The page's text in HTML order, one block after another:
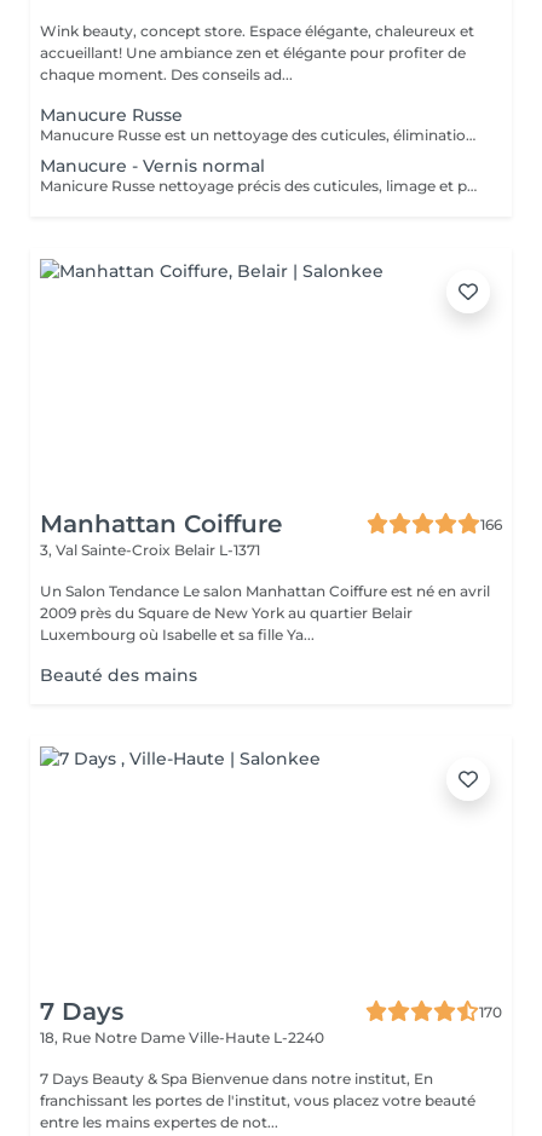
Wink beauty, concept store. Espace élégante, chaleureux et
accueillant! Une ambiance zen et élégante pour profiter de
chaque moment. Des conseils ad...
Manucure Russe
Manucure Russe est un nettoyage des cuticules, élimination douce mais complète des cuticules et des peaux mortes autour de l'ongle. Limage et polissage de l'ongle.
Manucure - Vernis normal
Manicure Russe nettoyage précis des cuticules, limage et polissage de l'ongle. Vernis classique appliqué sur l'ongle naturel. Rendu brillant, élégant.
Manhattan Coiffure
166
3, Val Sainte-Croix Belair L-1371
Un Salon Tendance Le salon Manhattan Coiffure est né en avril
2009 près du Square de New York au quartier Belair
Luxembourg où Isabelle et sa fille Ya...
Beauté des mains
7 Days
170
18, Rue Notre Dame Ville-Haute L-2240
7 Days Beauty & Spa Bienvenue dans notre institut, En
franchissant les portes de l'institut, vous placez votre beauté
entre les mains expertes de not...